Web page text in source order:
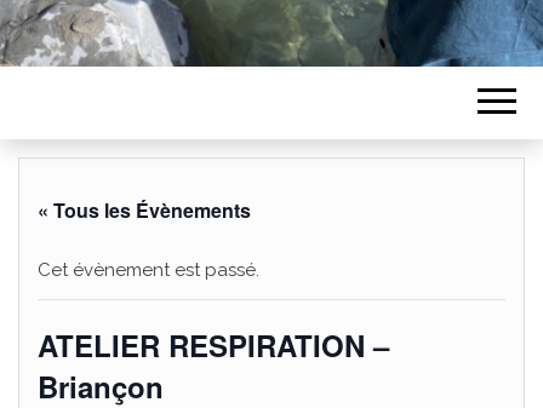
« Tous les Évènements
Cet évènement est passé.
ATELIER RESPIRATION –
Briançon